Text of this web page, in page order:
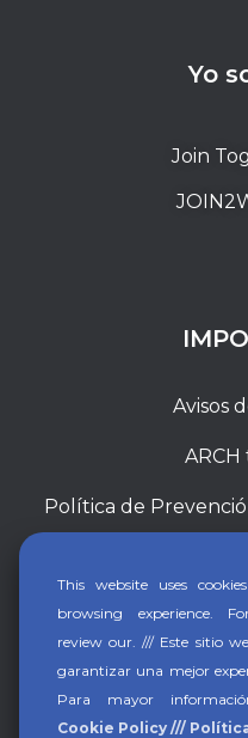
Yo
Join
Avisos
Política de
This website uses
browsing experience.
review our. /// Este sitio
garantizar una mejor
Para mayor
Cookie Policy ///